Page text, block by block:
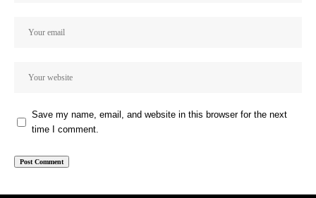
Save my name, email, and website in this browser for the next
time I comment.